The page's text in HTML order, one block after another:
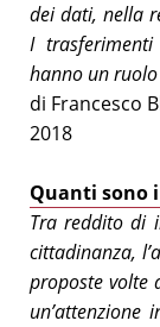
dei dati, nella
I
hanno un
di Francesco
2018
Quanti sono
Tra reddito di
cittadinanza,
proposte volte
un’attenzione